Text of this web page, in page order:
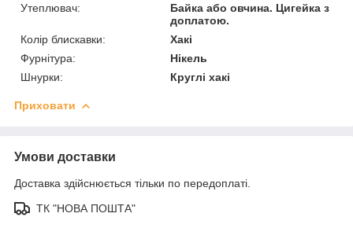
Утеплювач:
Байка або овчина. Цигейка з
доплатою.
Колір блискавки:
Хакі
Фурнітура:
Нікель
Шнурки:
Круглі хакі
Приховати
Умови доставки
Доставка здійснюється тільки по передоплаті.
ТК "НОВА ПОШТА"